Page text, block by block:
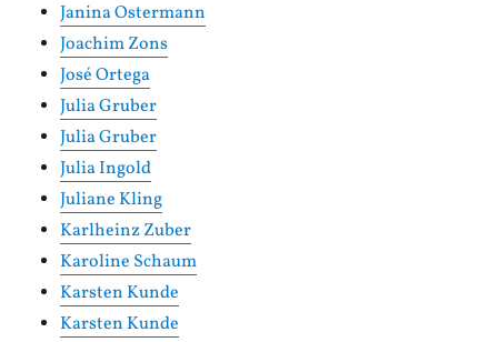
Janina Ostermann
Joachim Zons
José Ortega
Julia Gruber
Julia Gruber
Julia Ingold
Juliane Kling
Karlheinz Zuber
Karoline Schaum
Karsten Kunde
Karsten Kunde